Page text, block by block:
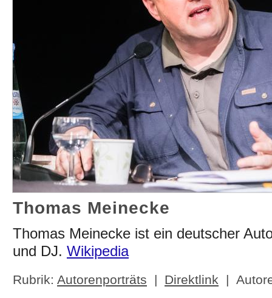
Thomas Meinecke
Thomas Meinecke ist ein deutscher
und DJ. Wikipedia
Rubrik: Autorenporträts | Direktlink |